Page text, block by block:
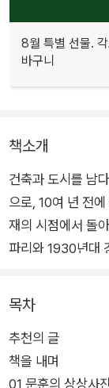
8월 특별 선물.
바구니
책소개
건축과 도시를 남
으로, 10여 년 전에
재의 시점에서 돌
파리와 1930년대
의 초상을 붙잡으
이를 위해 당시 건
의 사례를 모아 예
목차
추천의 글
책을 내며
01 문훈의 상상